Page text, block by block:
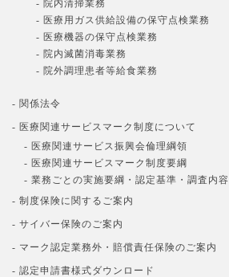
- 院内清掃業務
- 医療用ガス供給設備の保守点検業務
- 医療機器の保守点検業務
- 院内滅菌消毒業務
- 院外調理患者等給食業務
- 関係法令
- 医療関連サービスマーク制度について
- 医療関連サービス振興会倫理綱領
- 医療関連サービスマーク制度要綱
- 業務ごとの実施要綱・認定基準・調査内容
- 制度保険に関するご案内
- サイバー保険のご案内
- マーク認定業務外・賠償責任保険のご案内
- 認定申請書様式ダウンロード